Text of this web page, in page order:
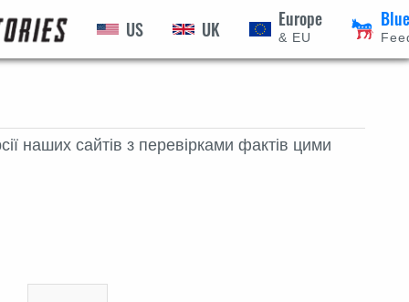
ВПЕРЕД
наших сайтів з перевірками фактів цими
US UK Europe
& EU
Blue